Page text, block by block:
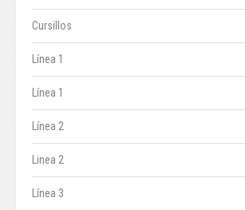
Cursillos
Línea 1
Línea 1
Línea 2
Linea 2
Línea 3